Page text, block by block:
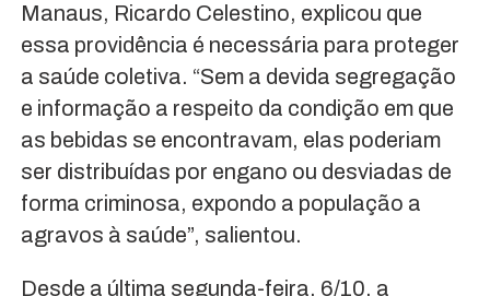
Manaus, Ricardo Celestino, explicou que
essa providência é necessária para proteger
a saúde coletiva. “Sem a devida segregação
e informação a respeito da condição em que
as bebidas se encontravam, elas poderiam
ser distribuídas por engano ou desviadas de
forma criminosa, expondo a população a
agravos à saúde”, salientou.
Desde a última segunda-feira, 6/10, a